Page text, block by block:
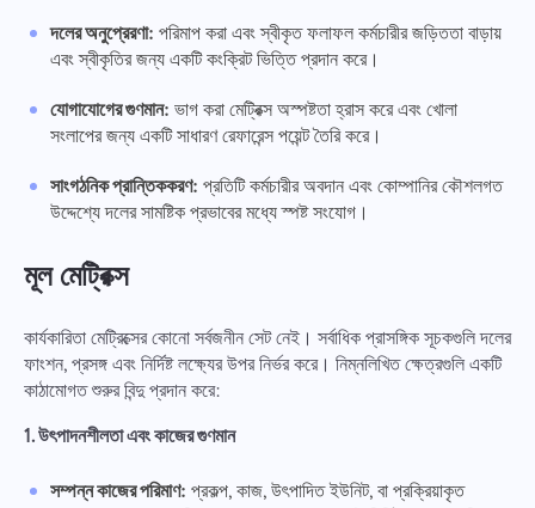
দলের অনুপ্রেরণা: পরিমাপ করা এবং স্বীকৃত ফলাফল কর্মচারীর জড়িততা বাড়ায়
এবং স্বীকৃতির জন্য একটি কংক্রিট ভিত্তি প্রদান করে।
যোগাযোগের গুণমান: ভাগ করা মেট্রিক্স অস্পষ্টতা হ্রাস করে এবং খোলা
সংলাপের জন্য একটি সাধারণ রেফারেন্স পয়েন্ট তৈরি করে।
সাংগঠনিক প্রান্তিককরণ: প্রতিটি কর্মচারীর অবদান এবং কোম্পানির কৌশলগত
উদ্দেশ্যে দলের সামষ্টিক প্রভাবের মধ্যে স্পষ্ট সংযোগ।
মূল মেট্রিক্স
কার্যকারিতা মেট্রিক্সের কোনো সর্বজনীন সেট নেই। সর্বাধিক প্রাসঙ্গিক সূচকগুলি দলের
ফাংশন, প্রসঙ্গ এবং নির্দিষ্ট লক্ষ্যের উপর নির্ভর করে। নিম্নলিখিত ক্ষেত্রগুলি একটি
কাঠামোগত শুরুর বিন্দু প্রদান করে:
1. উৎপাদনশীলতা এবং কাজের গুণমান
সম্পন্ন কাজের পরিমাণ: প্রকল্প, কাজ, উৎপাদিত ইউনিট, বা প্রক্রিয়াকৃত